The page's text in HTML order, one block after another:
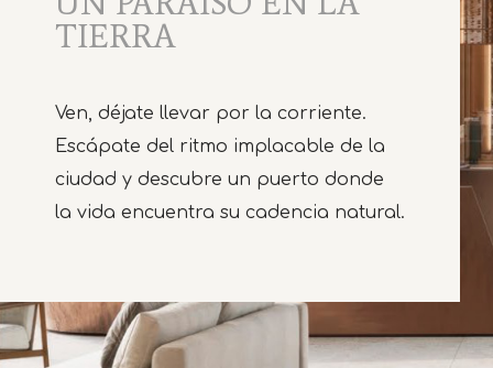
TIERRA
Ven, déjate llevar por la corriente.
Escápate del ritmo implacable de la
ciudad y descubre un puerto donde
la vida encuentra su cadencia natural.